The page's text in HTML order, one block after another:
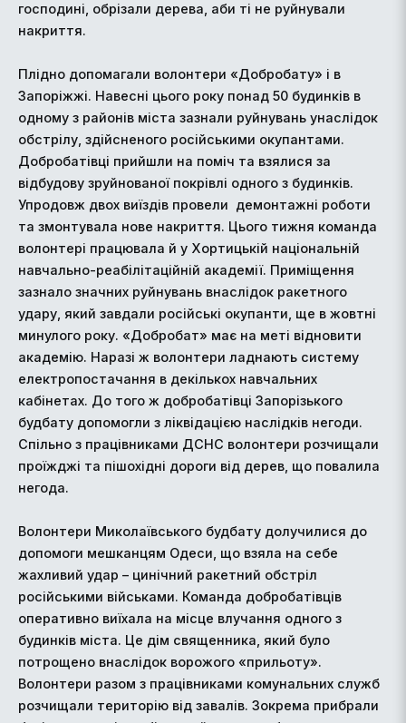
господині, обрізали дерева, аби ті не руйнували
накриття.
Плідно допомагали волонтери «Добробату» і в
Запоріжжі. Навесні цього року понад 50 будинків в
одному з районів міста зазнали руйнувань унаслідок
обстрілу, здійсненого російськими окупантами.
Добробатівці прийшли на поміч та взялися за
відбудову зруйнованої покрівлі одного з будинків.
Упродовж двох виїздів провели демонтажні роботи
та змонтувала нове накриття. Цього тижня команда
волонтері працювала й у Хортицькій національній
навчально-реабілітаційній академії. Приміщення
зазнало значних руйнувань внаслідок ракетного
удару, який завдали російські окупанти, ще в жовтні
минулого року. «Добробат» має на меті відновити
академію. Наразі ж волонтери ладнають систему
електропостачання в декількох навчальних
кабінетах. До того ж добробатівці Запорізького
будбату допомогли з ліквідацією наслідків негоди.
Спільно з працівниками ДСНС волонтери розчищали
проїжджі та пішохідні дороги від дерев, що повалила
негода.
Волонтери Миколаївського будбату долучилися до
допомоги мешканцям Одеси, що взяла на себе
жахливий удар – цинічний ракетний обстріл
російськими військами. Команда добробатівців
оперативно виїхала на місце влучання одного з
будинків міста. Це дім священника, який було
потрощено внаслідок ворожого «прильоту».
Волонтери разом з працівниками комунальних служб
розчищали територію від завалів. Зокрема прибрали